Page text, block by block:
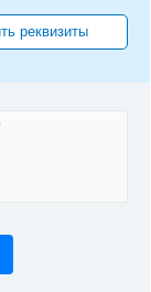
реквизиты